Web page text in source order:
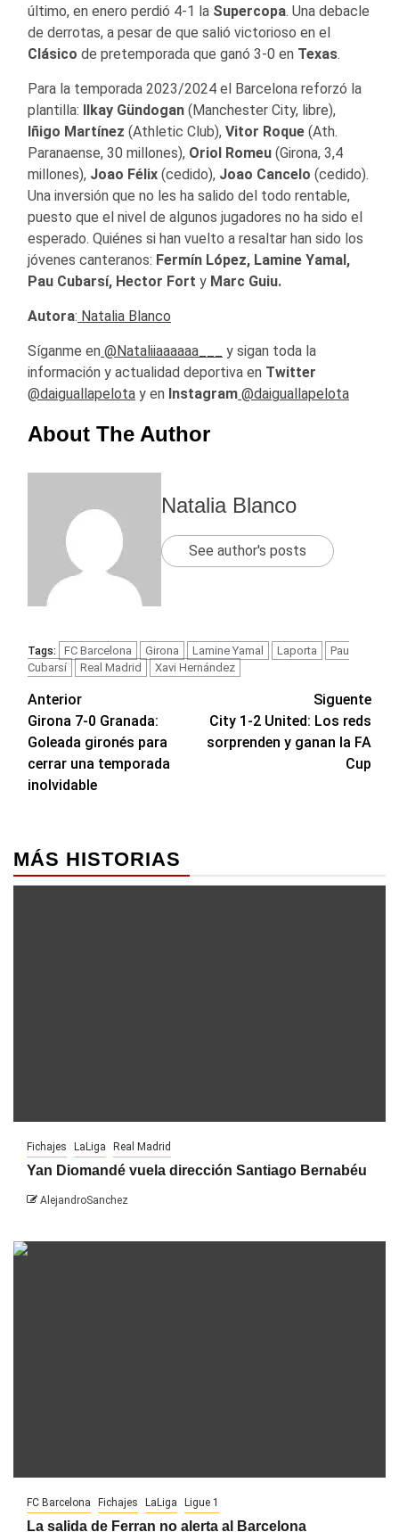
último, en enero perdió 4-1 la Supercopa. Una debacle
de derrotas, a pesar de que salió victorioso en el
Clásico de pretemporada que ganó 3-0 en Texas.
Para la temporada 2023/2024 el Barcelona reforzó la
plantilla:
Ilkay Gündogan (Manchester City, libre),
Iñigo Martínez (Athletic Club), Vitor Roque (Ath.
Paranaense, 30 millones), Oriol Romeu (Girona, 3,4
millones), Joao Félix (cedido), Joao Cancelo (cedido).
Una inversión que no les ha salido del todo rentable,
puesto que el nivel de algunos jugadores no ha sido el
esperado. Quiénes si han vuelto a resaltar han sido los
jóvenes canteranos: Fermín López, Lamine Yamal,
Pau Cubarsí, Hector Fort y Marc Guiu.
Autora: Natalia Blanco
Síganme en @Nataliiaaaaaa___
y sigan toda la
información y actualidad deportiva en Twitter
@daiguallapelota y en Instagram @daiguallapelota
About The Author
Natalia Blanco
See author's posts
Tags: FC Barcelona Girona Lamine Yamal Laporta
Pau
Cubarsí
Real Madrid Xavi Hernández
Navegación
de
entradas
Anterior
Girona 7-0 Granada:
Goleada gironés para
cerrar una temporada
inolvidable
Siguente
City 1-2 United: Los reds
sorprenden y ganan la FA
Cup
MÁS HISTORIAS
Fichajes LaLiga Real Madrid
Yan Diomandé vuela dirección Santiago Bernabéu
AlejandroSanchez
FC Barcelona Fichajes LaLiga Ligue 1
La salida de Ferran no alerta al Barcelona